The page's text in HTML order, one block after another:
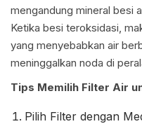
mengandung mineral besi
Ketika besi teroksidasi,
yang menyebabkan air
meninggalkan noda di
Tips Memilih Filter Air
Pilih Filter dengan